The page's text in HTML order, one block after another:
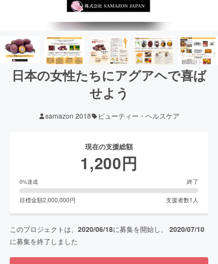
日本の女性たちにアグアヘで喜ば
せよう
samazon 2018 ビューティー・ヘルスケア
現在の支援総額
1,200円
0%達成 終了
目標金額2,000,000円 支援者数1 人
このプロジェクトは、 2020/06/18に募集を開始し、 2020/07/10
に募集を終了しました